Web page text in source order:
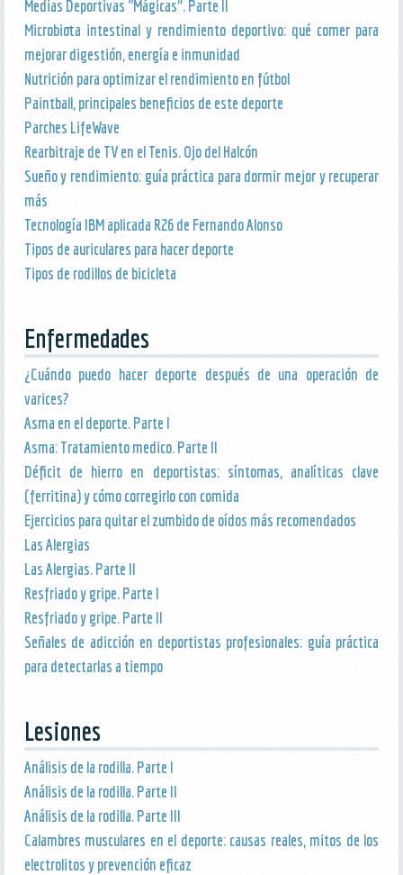
Medias Deportivas “Mágicas”. Parte II
Microbiota intestinal y rendimiento deportivo: qué comer para
mejorar digestión, energía e inmunidad
Nutrición para optimizar el rendimiento en fútbol
Paintball, principales beneficios de este deporte
Parches LifeWave
Rearbitraje de TV en el Tenis. Ojo del Halcón
Sueño y rendimiento: guía práctica para dormir mejor y recuperar
más
Tecnología IBM aplicada R26 de Fernando Alonso
Tipos de auriculares para hacer deporte
Tipos de rodillos de bicicleta
Enfermedades
¿Cuándo puedo hacer deporte después de una operación de
varices?
Asma en el deporte. Parte I
Asma: Tratamiento medico. Parte II
Déficit de hierro en deportistas: síntomas, analíticas clave
(ferritina) y cómo corregirlo con comida
Ejercicios para quitar el zumbido de oídos más recomendados
Las Alergias
Las Alergias. Parte II
Resfriado y gripe. Parte I
Resfriado y gripe. Parte II
Señales de adicción en deportistas profesionales: guía práctica
para detectarlas a tiempo
Lesiones
Análisis de la rodilla. Parte I
Análisis de la rodilla. Parte II
Análisis de la rodilla. Parte III
Calambres musculares en el deporte: causas reales, mitos de los
electrolitos y prevención eficaz